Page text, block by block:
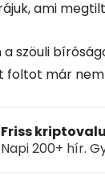
ami
szöuli
foltot már
Friss
Napi 200+ hír.